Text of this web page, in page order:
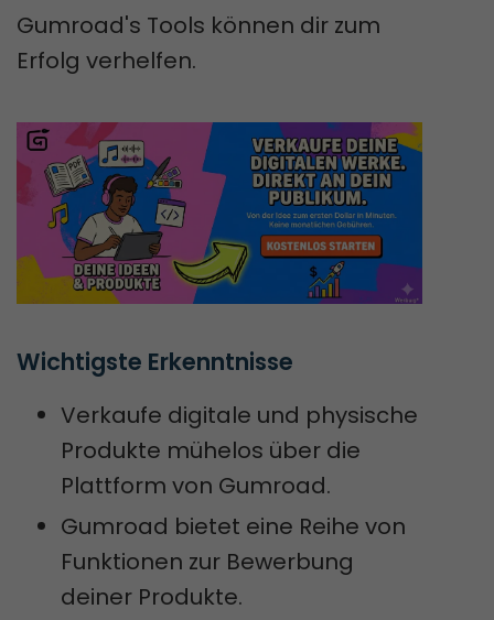
Gumroad's Tools können dir zum
Erfolg verhelfen.
Wichtigste Erkenntnisse
Verkaufe digitale und physische
Produkte mühelos über die
Plattform von Gumroad.
Gumroad bietet eine Reihe von
Funktionen zur Bewerbung
deiner Produkte.